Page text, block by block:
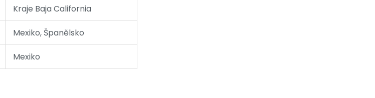
Kraje Baja California
Mexiko, Španělsko
Mexiko